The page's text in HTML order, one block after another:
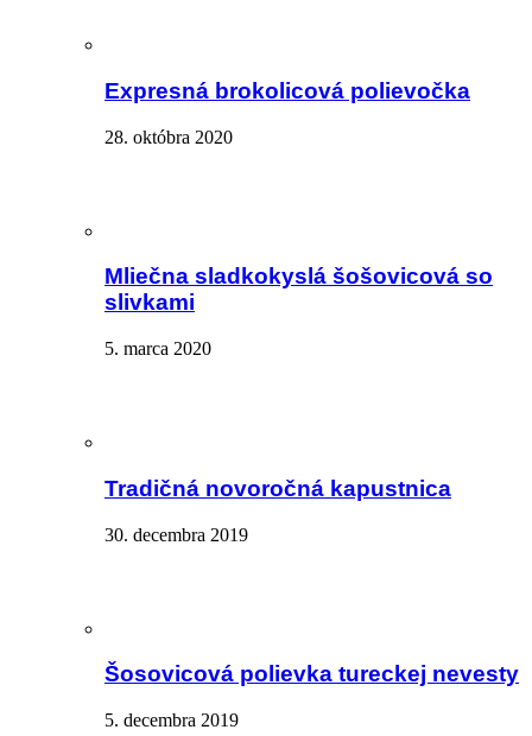
Expresná brokolicová polievočka
28. októbra 2020
Mliečna sladkokyslá šošovicová so
slivkami
5. marca 2020
Tradičná novoročná kapustnica
30. decembra 2019
Šosovicová polievka tureckej nevesty
5. decembra 2019